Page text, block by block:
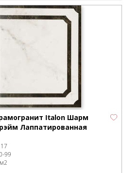
Italon Шарм
Лаппатированная
-99
2